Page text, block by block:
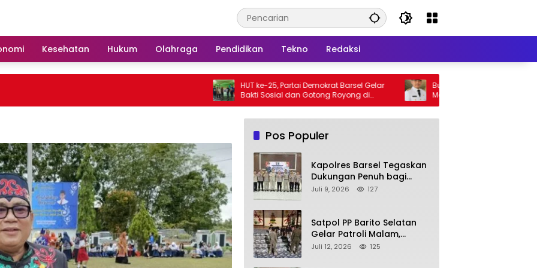
Kesehatan Hukum Olahraga Pendidikan Tekno Redaksi
HUT ke-25, Partai Demokrat Barsel Gelar
Bakti Sosial dan Gotong Royong di
Langgar Nurul Ashfiya
Bupati Barsel Imbau Warga Tidak
Membakar Hutan dan Lahan, Wujudkan
Barito Selatan Bebas Kabut Asap
Pos Populer
Kapolres Barsel Tegaskan
Dukungan Penuh bagi
Pengembangan KBPPP
Juli 9, 2026 127
Satpol PP Barito Selatan
Gelar Patroli Malam,
Tindak Lanjuti Keluhan
Juli 12, 2026 125